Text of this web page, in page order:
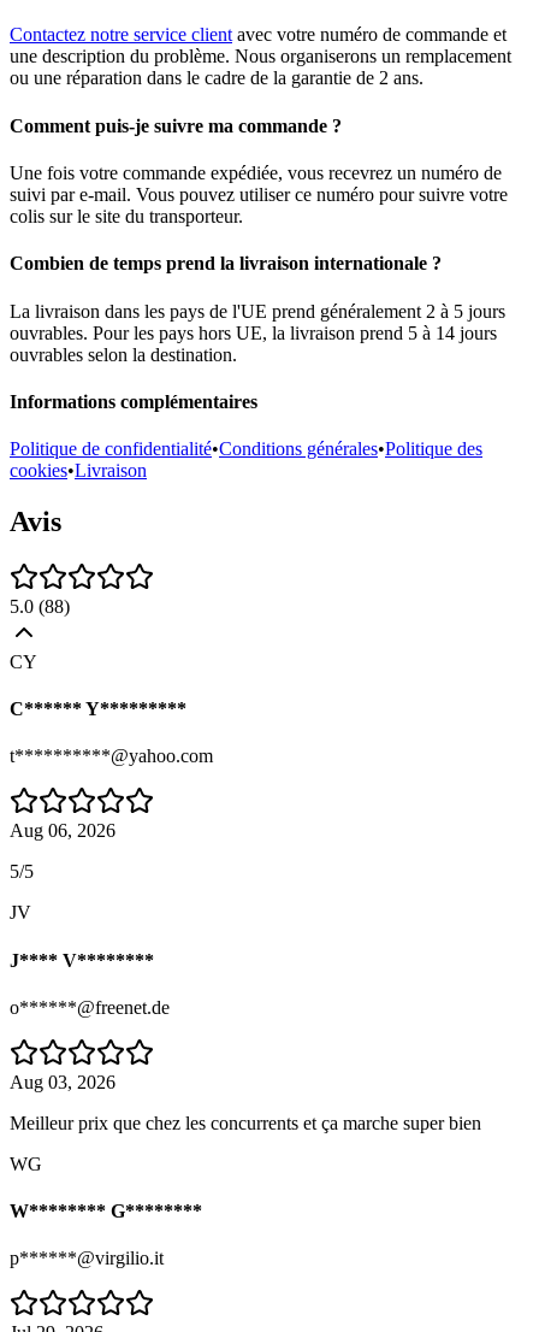
Contactez notre service clientavec votre numéro de commande et
une description du problème. Nous organiserons un remplacement
ou une réparation dans le cadre de la garantie de 2 ans.
Comment puis-je suivre ma commande ?
Une fois votre commande expédiée, vous recevrez un numéro de
suivi par e-mail. Vous pouvez utiliser ce numéro pour suivre votre
colis sur le site du transporteur.
Combien de temps prend la livraison internationale ?
La livraison dans les pays de l'UE prend généralement 2 à 5 jours
ouvrables. Pour les pays hors UE, la livraison prend 5 à 14 jours
ouvrables selon la destination.
Informations complémentaires
Politique de confidentialité•Conditions générales•Politique des
cookies•Livraison
Avis
5.0 (88)
CY
C****** Y*********
t**********@yahoo.com
Aug 06, 2026
5/5
JV
J**** V********
o******@freenet.de
Aug 03, 2026
Meilleur prix que chez les concurrents et ça marche super bien
WG
W******** G********
p******@virgilio.it